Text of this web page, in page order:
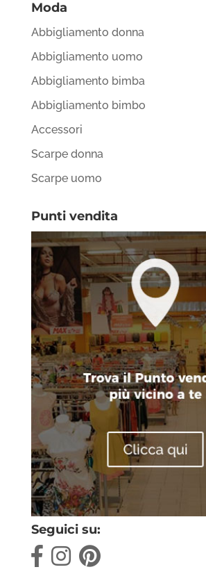
Moda
Abbigliamento donna
Abbigliamento uomo
Abbigliamento bimba
Abbigliamento bimbo
Accessori
Scarpe donna
Scarpe uomo
Punti vendita
Seguici su: